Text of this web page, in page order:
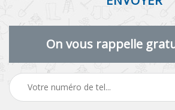
On vous rappelle